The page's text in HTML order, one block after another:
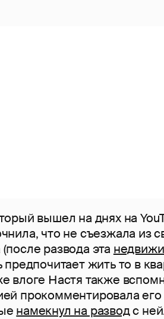
вышел на днях на
что не съезжала из
развода эта
предпочитает жить то в
влоге Настя также
прокомментировала
намекнул на разводс